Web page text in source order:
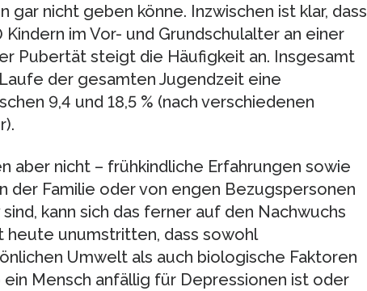
gar nicht geben könne. Inzwischen ist klar, dass
im Vor- und Grundschulalter an einer
Pubertät steigt die Häufigkeit an. Insgesamt
der gesamten Jugendzeit eine
9,4 und 18,5 % (nach verschiedenen
aber nicht – frühkindliche Erfahrungen sowie
der Familie oder von engen Bezugspersonen
kann sich das ferner auf den Nachwuchs
heute unumstritten, dass sowohl
Umwelt als auch biologische Faktoren
Mensch anfällig für Depressionen ist oder